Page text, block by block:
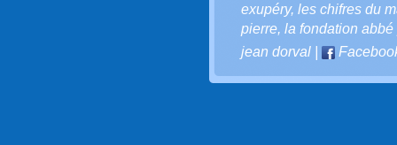
exupéry, les chifres du
pierre, la fondation abbé
jean dorval